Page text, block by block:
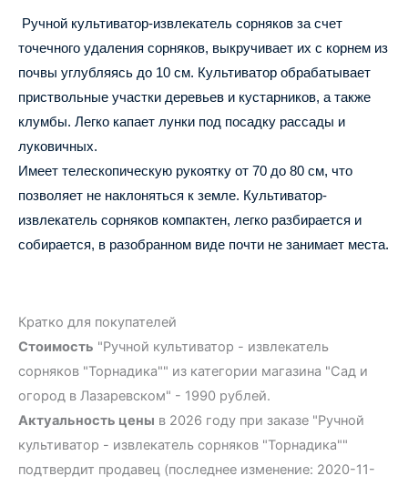
Ручной культиватор-извлекатель сорняков за счет
точечного удаления сорняков, выкручивает их с корнем из
почвы углубляясь до 10 см. Культиватор обрабатывает
приствольные участки деревьев и кустарников, а также
клумбы. Легко капает лунки под посадку рассады и
луковичных.
Имеет телескопическую рукоятку от 70 до 80 см, что
позволяет не наклоняться к земле. Культиватор-
извлекатель сорняков компактен, легко разбирается и
собирается, в разобранном виде почти не занимает места.
Кратко для покупателей
Стоимость "Ручной культиватор - извлекатель
сорняков "Торнадика"" из категории магазина "Сад и
огород в Лазаревском" - 1990 рублей.
Актуальность цены в 2026 году при заказе "Ручной
культиватор - извлекатель сорняков "Торнадика""
подтвердит продавец (последнее изменение: 2020-11-